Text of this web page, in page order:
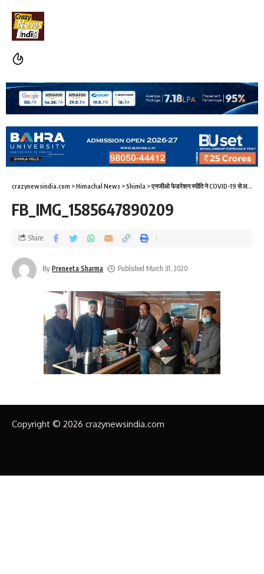
crazynewsindia.com >Himachal News >Shimla >एनजीओ फेडरेशन स्पीति ने COVID-19 से लड़ने के लिए चेक दिया
FB_IMG_1585647890209
By Preneeta Sharma Published March 31, 2020
Share
Copyright © 2026 crazynewsindia.com